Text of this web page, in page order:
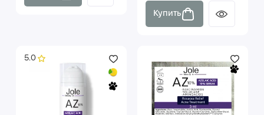
Купить
5.0